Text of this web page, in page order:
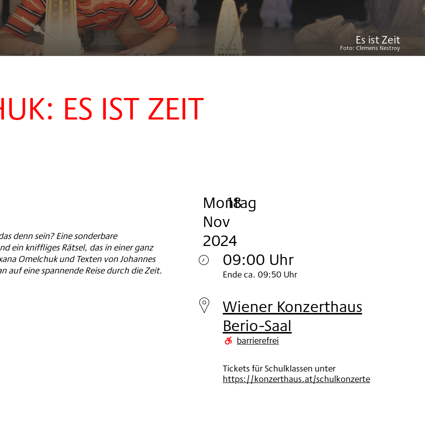
Es ist Zeit
Foto:Clemens Nestroy
ES IST ZEIT
Montag
, 18
.
Nov
2024
.
09:00 Uhr
Montag
18.
Nov
2024
Ende ca. 09:50 Uhr
Wiener Konzerthaus
Berio-Saal
barrierefrei
Tickets für Schulklassen unter
https://konzerthaus.at/schulkonzerte
denn sein? Eine sonderbare
ein kniffliges Rätsel, das in einer ganz
Omelchuk und Texten von Johannes
auf eine spannende Reise durch die Zeit.